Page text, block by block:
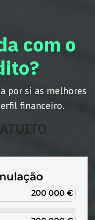
com o
por si as melhores
financeiro.